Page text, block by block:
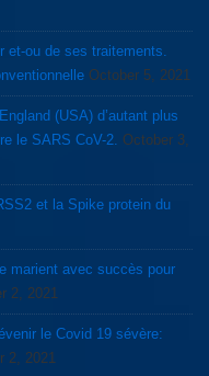
et-ou de ses traitements.
October 5, 2021
(USA) d’autant plus
le SARS CoV-2. October 3,
et la Spike protein du
marient avec succès pour
2, 2021
le Covid 19 sévère:
2, 2021